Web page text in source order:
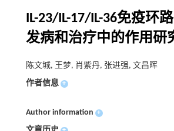
IL-23/IL-17/IL-36免疫环
发病和治疗中的作用研
陈文城, 王梦, 肖紫丹, 张进强, 文昌晖
作者信息 +
Author information +